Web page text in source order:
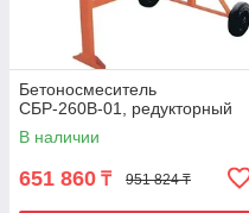
Бетоносмеситель
СБР-260В-01, редукторный
В наличии
651 860 ₸ 951 824 ₸